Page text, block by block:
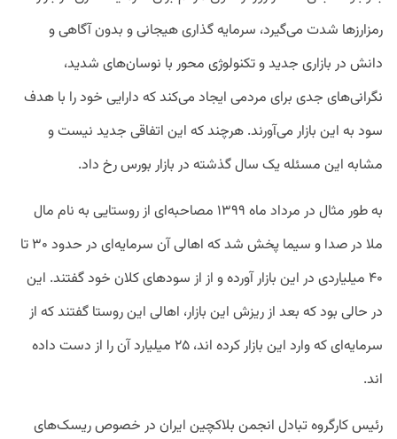
رمزارزها شدت می‌گیرد، سرمایه گذاری هیجانی و بدون آگاهی و
دانش در بازاری جدید و تکنولوژی محور با نوسان‌های شدید،
نگرانی‌های جدی برای مردمی ایجاد می‌کند که دارایی خود را با هدف
سود به این بازار می‌آورند. هرچند که این اتفاقی جدید نیست و
مشابه این مسئله یک سال گذشته در بازار بورس رخ داد.
به طور مثال در مرداد ماه ۱۳۹۹ مصاحبه‌ای از روستایی به نام مال
ملا در صدا و سیما پخش شد که اهالی آن سرمایه‌ای در حدود ۳۰ تا
۴۰ میلیاردی در این بازار آورده و از از سودهای کلان خود گفتند. این
در حالی بود که بعد از ریزش این بازار، اهالی این روستا گفتند که از
سرمایه‌ای که وارد این بازار کرده اند، ۲۵ میلیارد آن را از دست داده
اند.
رئیس کارگروه تبادل انجمن بلاکچین ایران در خصوص ریسک‌های